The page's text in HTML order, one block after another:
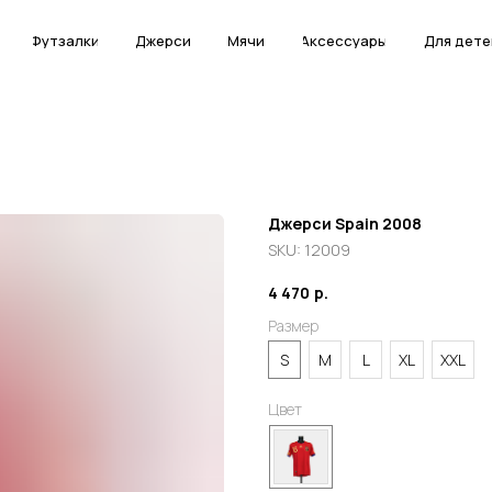
Аксессуары Для
Джерси Мячи
Футзалки Аксессуары Для
Джерси Мячи
Футзалки
Джерси Spain 2008
SKU: 12009
4 470 р.
Размер
S
M L XL XXL
Цвет